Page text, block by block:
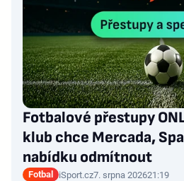
Fotbalové přestupy
klub chce Mercada,
nabídku odmítnout
Fotbal iSport.cz7. srpna 202621:19